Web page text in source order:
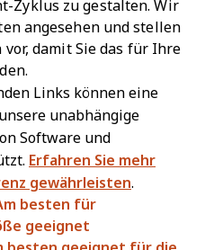
Zyklus zu gestalten. Wir
angesehen und stellen
damit Sie das für Ihre
Links können eine
unabhängige
Software und
Erfahren Sie mehr
gewährleisten.
besten für
geeignet